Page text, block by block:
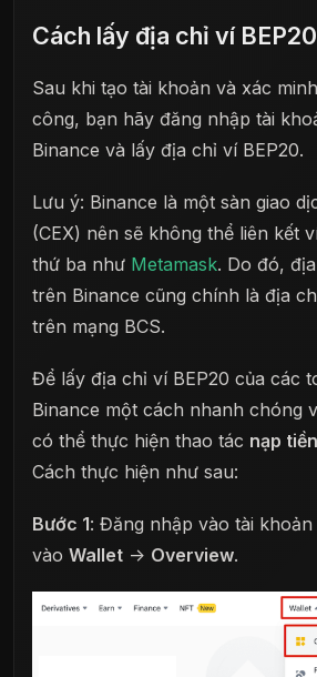
Cách lấy địa chỉ ví BEP20
Sau khi tạo tài khoản và xác minh
công, bạn hãy đăng nhập tài
Binance và lấy địa chỉ ví BEP20.
Lưu ý: Binance là một sàn giao
(CEX) nên sẽ không thể liên kết
thứ ba như Metamask. Do đó,
trên Binance cũng chính là địa
trên mạng BCS.
Để lấy địa chỉ ví BEP20 của các
Binance một cách nhanh chóng
có thể thực hiện thao tác nạp
Cách thực hiện như sau:
Bước 1: Đăng nhập vào tài
vào Wallet -> Overview.